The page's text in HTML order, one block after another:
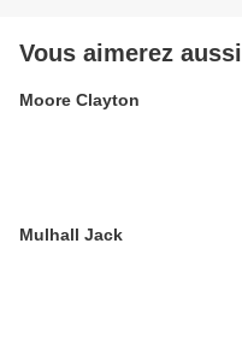
Vous aimerez aussi
Moore Clayton
Mulhall Jack